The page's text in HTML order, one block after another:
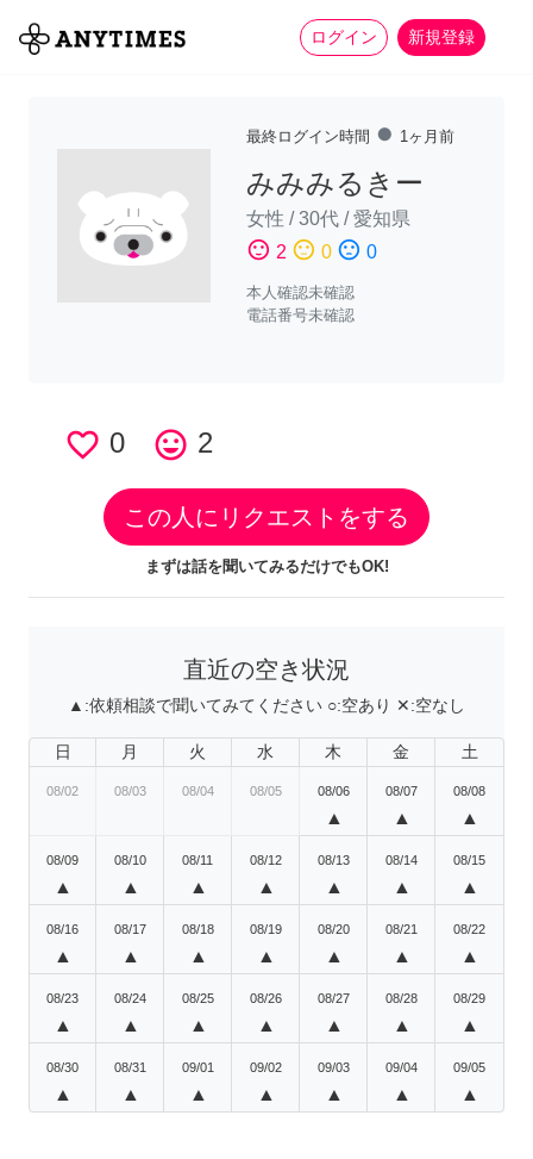
ログイン 新規登録
全て 家事 more_horiz
最終ログイン時間 fiber_manual_record 1ヶ月前
みみみるきー
女性 /30代 /愛知県
sentiment_satisfied 2 sentiment_neutral 0 sentiment_dissatisfied 0
本人確認未確認
電話番号未確認
favorite_border 0 tag_faces 2
この人にリクエストをする
まずは話を聞いてみるだけでもOK!
直近の空き状況
▲:依頼相談で聞いてみてください ○:空あり ✕:空なし
日 月 火 水 木 金 土
08/02 08/03 08/04 08/05 08/06
▲
08/07
▲
08/08
▲
08/09
▲
08/10
▲
08/11
▲
08/12
▲
08/13
▲
08/14
▲
08/15
▲
08/16
▲
08/17
▲
08/18
▲
08/19
▲
08/20
▲
08/21
▲
08/22
▲
08/23
▲
08/24
▲
08/25
▲
08/26
▲
08/27
▲
08/28
▲
08/29
▲
08/30
▲
08/31
▲
09/01
▲
09/02
▲
09/03
▲
09/04
▲
09/05
▲